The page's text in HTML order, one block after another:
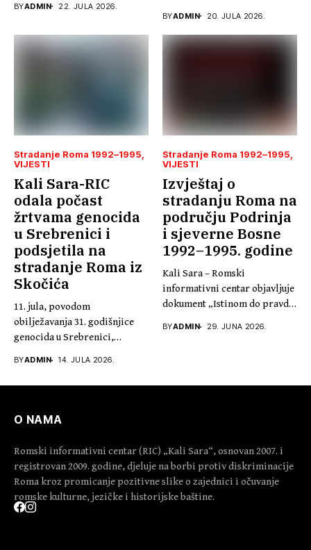
BYADMIN 22. JULA 2026.
BYADMIN 20. JULA 2026.
Stradanje Roma 1992–1995
VIJESTI
Kali Sara-RIC
odala počast
žrtvama genocida
u Srebrenici i
podsjetila na
stradanje Roma iz
Skočića
11. jula, povodom
obilježavanja 31. godišnjice
genocida u Srebrenici,
BYADMIN 14. JULA 2026.
Stradanje Roma 1992–1995
VIJESTI
Izvještaj o
stradanju Roma na
području Podrinja
i sjeverne Bosne
1992–1995. godine
Kali Sara – Romski
informativni centar objavljuje
dokument „Istinom do pravde,
BYADMIN 29. JUNA 2026.
O NAMA
Romski informativni centar (RIC) „Kali Sara“, osnovan 2007. i
registrovan 2009. godine, djeluje na borbi protiv diskriminacije
Roma kroz promicanje pozitivne slike o zajednici i očuvanje
romske kulturne, jezičke i historijske baštine.